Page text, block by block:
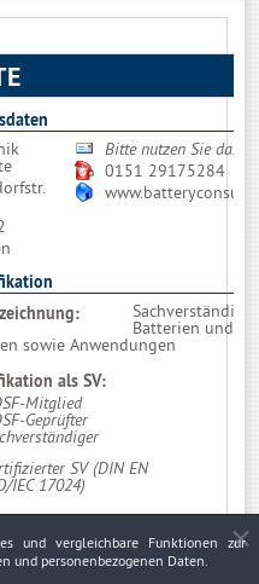
Bitte nutzen Sie das
0151 29175284
Batterien und
sowie Anwendungen
als SV:
Mitglied
Geprüfter
SV (DIN EN
IEC 17024)
und vergleichbare Funktionen zur
und personenbezogenen Daten.